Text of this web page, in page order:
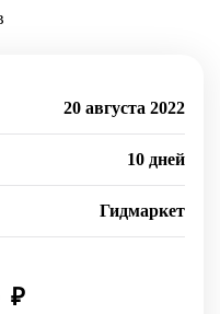
20 августа 2022
10 дней
Гидмаркет
₽